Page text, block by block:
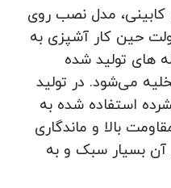
کابینی، مدل نصب روی
حین کار آشپزی به
های تولید شده
می‌شود. در تولید
استفاده شده به
بالا و ماندگاری
آن بسیار سبک و به